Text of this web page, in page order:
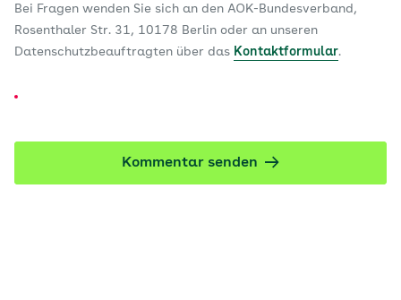
Bei Fragen wenden Sie sich an den AOK-Bundesverband,
Rosenthaler Str. 31, 10178 Berlin oder an unseren
Datenschutzbeauftragten über das Kontaktformular.
Kommentar senden